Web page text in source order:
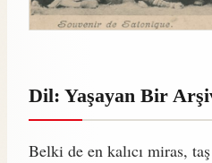
Dil: Yaşayan Bir
Belki de en kalıcı miras,